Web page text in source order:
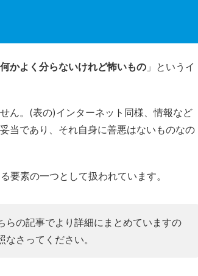
何かよく分らないけれど怖いもの 」というイ
ん。(表の)インターネット同様、情報など
当であり、それ自身に善悪はないものなの
要素の一つとして扱われています。
らの記事でより詳細にまとめていますの
さってください。